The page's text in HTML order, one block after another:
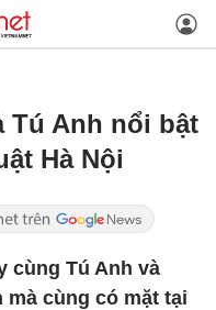
Tú Anh nổi bật
Hà Nội
cùng Tú Anh và
cùng có mặt tại